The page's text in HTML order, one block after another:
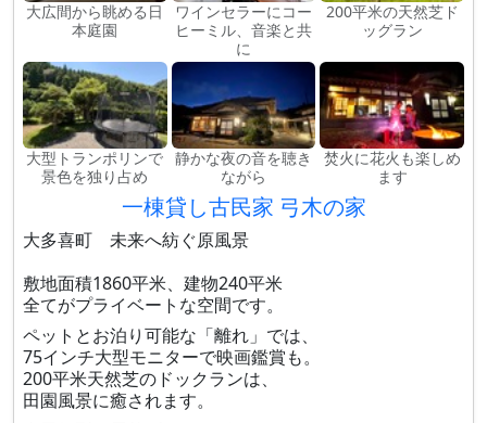
大広間から眺める日
本庭園
ワインセラーにコー
ヒーミル、音楽と共
に
200平米の天然芝ド
ッグラン
大型トランポリンで
景色を独り占め
静かな夜の音を聴き
ながら
焚火に花火も楽しめ
ます
一棟貸し古民家 弓木の家
大多喜町 未来へ紡ぐ原風景
敷地面積1860平米、建物240平米
全てがプライベートな空間です。
ペットとお泊り可能な「離れ」では、
75インチ大型モニターで映画鑑賞も。
200平米天然芝のドックランは、
田園風景に癒されます。